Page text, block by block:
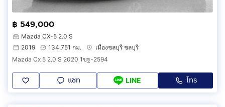
฿ 549,000
Mazda CX-5 2.0 S
2019
134,751 กม.
เมืองชลบุรี ชลบุรี
Mazda Cx 5 2.0 S 2020 1ขฐ-2594
แชท LINE โทร